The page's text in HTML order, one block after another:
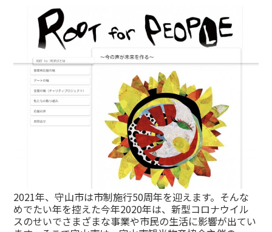
2021年、守山市は市制施行50周年を迎えます。そんな
めでたい年を控えた今年2020年は、新型コロナウイル
スのせいでさまざまな事業や市民の生活に影響が出てい